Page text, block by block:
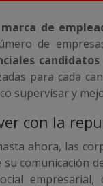
marca de
de
para cada
supervisar y
con la
ahora, las
comunicación
empresarial,